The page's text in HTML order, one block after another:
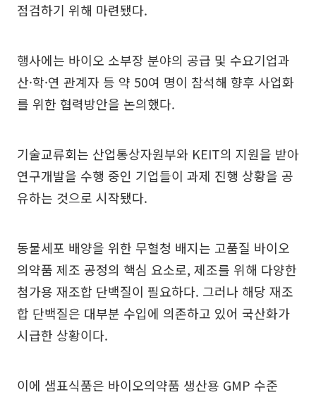
점검하기 위해 마련됐다.
행사에는 바이오 소부장 분야의 공급 및 수요기업과
산·학·연 관계자 등 약 50여 명이 참석해 향후 사업화
를 위한 협력방안을 논의했다.
기술교류회는 산업통상자원부와 KEIT의 지원을 받아
연구개발을 수행 중인 기업들이 과제 진행 상황을 공
유하는 것으로 시작됐다.
동물세포 배양을 위한 무혈청 배지는 고품질 바이오
의약품 제조 공정의 핵심 요소로, 제조를 위해 다양한
첨가용 재조합 단백질이 필요하다. 그러나 해당 재조
합 단백질은 대부분 수입에 의존하고 있어 국산화가
시급한 상황이다.
이에 샘표식품은 바이오의약품 생산용 GMP 수준